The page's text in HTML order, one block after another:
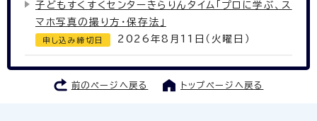
子どもすくすくセンターきらりんタイム「プロに学ぶ、ス
マホ写真の撮り方・保存法」
申し込み締切日 2026年8月11日（火曜日）
前のページへ戻る トップページへ戻る